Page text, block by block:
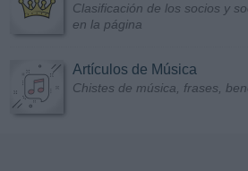
Clasificación de los socios y
en la página
Artículos de Música
Chistes de música, frases,